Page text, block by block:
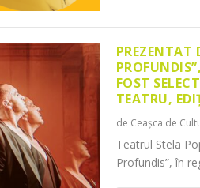
PREZENTAT
FOST
TEATRU,
de Ceașca de
Teatrul Stela
Profundis”, în